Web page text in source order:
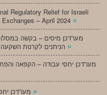
Regulatory Relief for Israeli
– April 2024 »
מעו”דכן מיסים – בקשה
»
»